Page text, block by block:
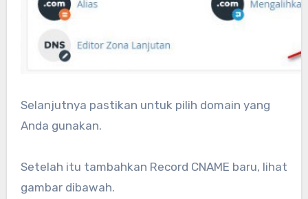
Selanjutnya pastikan untuk pilih domain yang
Anda gunakan.
Setelah itu tambahkan Record CNAME baru, lihat
gambar dibawah.